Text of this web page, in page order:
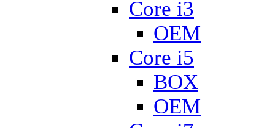
Core i3
OEM
Core i5
BOX
OEM